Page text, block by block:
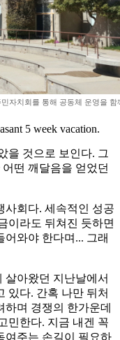
자치회를 통해 공동체 운영을
5 week vacation.
을 것으로 보인다. 그
떤 깨달음을 얻었던
사회다. 세속적인 성공
이라도 뒤쳐진 듯하면
와야 한다며... 그래
살아왔던 지난날에서
있다. 간혹 나만 뒤처
며 경쟁의 한가운데
민한다. 지금 내겐 꼭
여주는 손길이 필요하